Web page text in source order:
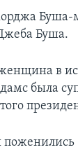
Буша.
в
была